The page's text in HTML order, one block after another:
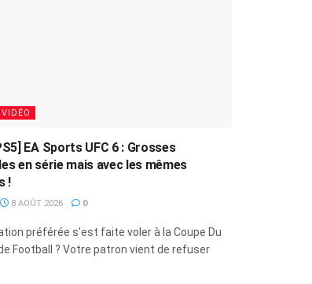
EA Sports UFC 6 : Grosses
en série mais avec les mêmes
!
8 AOÛT 2026 0
préférée s'est faite voler à la Coupe Du
Football ? Votre patron vient de refuser